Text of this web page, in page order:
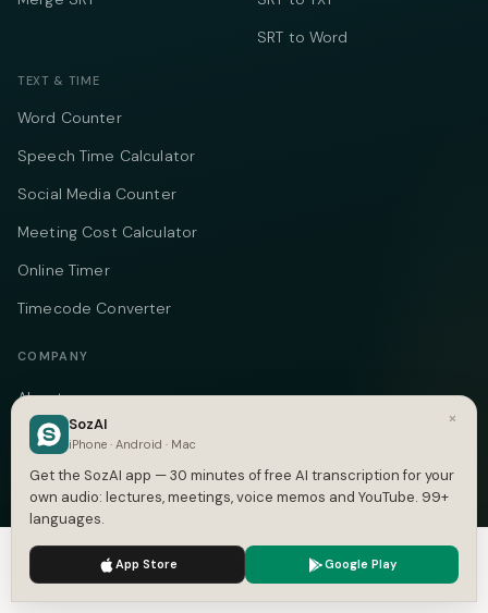
SRT to Word
TEXT & TIME
Word Counter
Speech Time Calculator
Social Media Counter
Meeting Cost Calculator
Online Timer
Timecode Converter
COMPANY
About
Pricing
Case Studies
Compare
Alternatives
Contact
We use cookies to enhance your experience.
×
SozAI
iPhone · Android · Mac
Get the SozAI app — 30 minutes of free AI transcription for your
own audio: lectures, meetings, voice memos and YouTube. 99+
languages.
App Store Google Play